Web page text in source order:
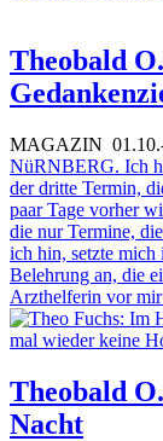
Theobald
MAGAZIN
NüRNBERG. Ich
der dritte Termin,
paar Tage vorher
die nur Termine,
ich hin, setzte mich
Belehrung an, die
Arzthelferin vor mir
Theobald
Nacht